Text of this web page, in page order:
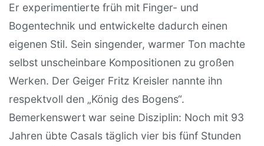
Er experimentierte früh mit Finger- und
Bogentechnik und entwickelte dadurch einen
eigenen Stil. Sein singender, warmer Ton machte
selbst unscheinbare Kompositionen zu großen
Werken. Der Geiger Fritz Kreisler nannte ihn
respektvoll den „König des Bogens“.
Bemerkenswert war seine Disziplin: Noch mit 93
Jahren übte Casals täglich vier bis fünf Stunden